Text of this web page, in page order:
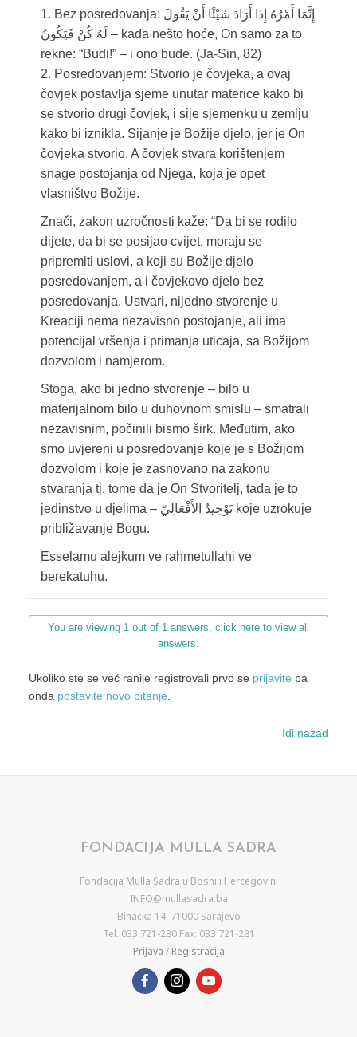
1. Bez posredovanja: إِنَّمَا أَمْرُهُ إِذَا أَرَادَ شَيْئًا أَنْ يَقُولَ
لَهُ كُنْ فَيَكُونُ – kada nešto hoće, On samo za to
rekne: “Budi!” – i ono bude. (Ja-Sin, 82)
2. Posredovanjem: Stvorio je čovjeka, a ovaj
čovjek postavlja sjeme unutar materice kako bi
se stvorio drugi čovjek, i sije sjemenku u zemlju
kako bi iznikla. Sijanje je Božije djelo, jer je On
čovjeka stvorio. A čovjek stvara korištenjem
snage postojanja od Njega, koja je opet
vlasništvo Božije.
Znači, zakon uzročnosti kaže: “Da bi se rodilo
dijete, da bi se posijao cvijet, moraju se
pripremiti uslovi, a koji su Božije djelo
posredovanjem, a i čovjekovo djelo bez
posredovanja. Ustvari, nijedno stvorenje u
Kreaciji nema nezavisno postojanje, ali ima
potencijal vršenja i primanja uticaja, sa Božijom
dozvolom i namjerom.
Stoga, ako bi jedno stvorenje – bilo u
materijalnom bilo u duhovnom smislu – smatrali
nezavisnim, počinili bismo širk. Međutim, ako
smo uvjereni u posredovanje koje je s Božijom
dozvolom i koje je zasnovano na zakonu
stvaranja tj. tome da je On Stvoritelj, tada je to
jedinstvo u djelima – تَوْحِيدُ الأَفْعَالِيّ koje uzrokuje
približavanje Bogu.
Esselamu alejkum ve rahmetullahi ve
berekatuhu.
You are viewing 1 out of 1 answers, click here to view all
answers.
Ukoliko ste se već ranije registrovali prvo se prijavite pa
onda postavite novo pitanje.
Idi nazad
FONDACIJA MULLA SADRA
Fondacija Mulla Sadra u Bosni i Hercegovini
INFO@mullasadra.ba
Bihaćka 14, 71000 Sarajevo
Tel. 033 721-280 Fax: 033 721-281
Prijava / Registracija